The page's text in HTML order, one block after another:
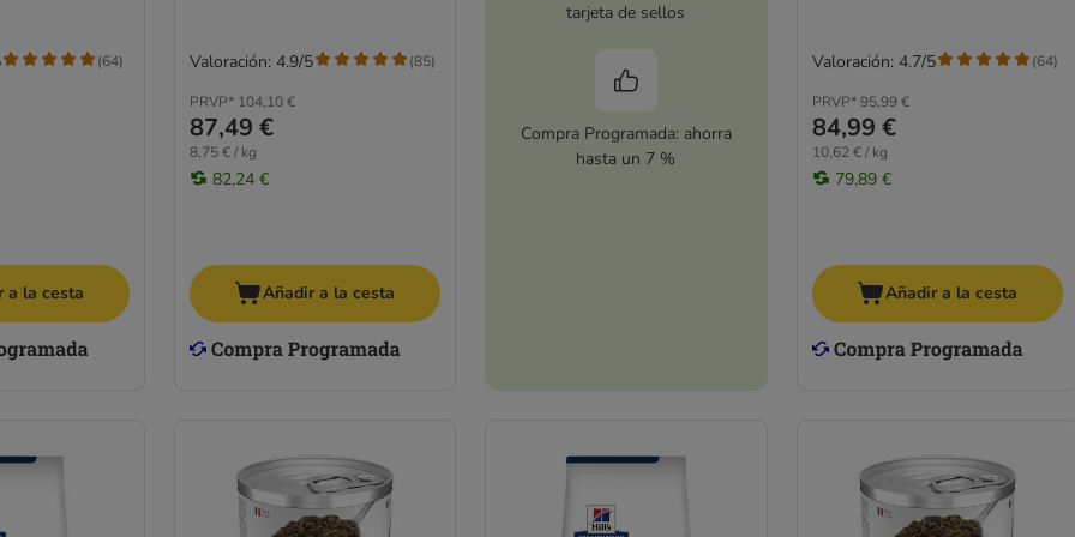
(64)
a la cesta
PRVP* 104,10 €
87,49 €
8,75 € / kg
82,24 €
Valoración: 4.9/5 (85)
Añadir a la cesta
tarjeta de sellos
Compra Programada: ahorra
hasta un 7 %
PRVP* 95,99 €
84,99 €
10,62 € / kg
79,89 €
Valoración: 4.7/5 (64)
Añadir a la cesta